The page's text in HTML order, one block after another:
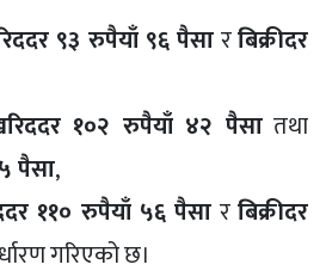
९३ रुपैयाँ ९६ पैसारबिक्रीदर
१०२ रुपैयाँ ४२ पैसातथा
पैसा,
११० रुपैयाँ ५६ पैसा रबिक्रीदर
गरिएको छ।